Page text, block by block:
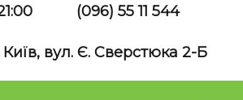
(096) 55 11 544
вул. Є. Сверстюка 2-Б